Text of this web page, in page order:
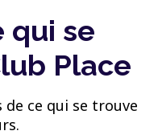
qui se
Place
ce qui se trouve